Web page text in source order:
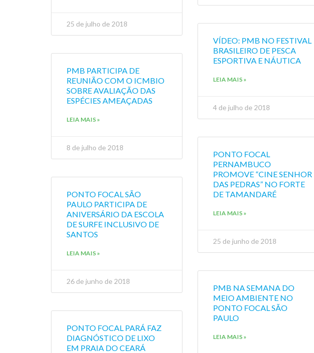
25 de julho de 2018
PMB PARTICIPA DE
REUNIÃO COM O ICMBIO
SOBRE AVALIAÇÃO DAS
ESPÉCIES AMEAÇADAS
LEIA MAIS »
8 de julho de 2018
VÍDEO: PMB NO FESTIVAL
BRASILEIRO DE PESCA
ESPORTIVA E NÁUTICA
LEIA MAIS »
4 de julho de 2018
PONTO FOCAL SÃO
PAULO PARTICIPA DE
ANIVERSÁRIO DA ESCOLA
DE SURFE INCLUSIVO DE
SANTOS
LEIA MAIS »
26 de junho de 2018
PONTO FOCAL
PERNAMBUCO
PROMOVE “CINE SENHOR
DAS PEDRAS” NO FORTE
DE TAMANDARÉ
LEIA MAIS »
25 de junho de 2018
PONTO FOCAL PARÁ FAZ
DIAGNÓSTICO DE LIXO
EM PRAIA DO CEARÁ
PMB NA SEMANA DO
MEIO AMBIENTE NO
PONTO FOCAL SÃO
PAULO
LEIA MAIS »